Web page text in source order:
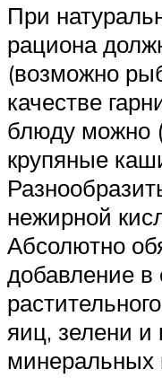
При
рациона
(возможно
качестве
блюду можно
крупяные
нежирной
Абсолютно
добавление
яиц, зелени
минеральных